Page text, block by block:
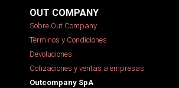
OUT COMPANY
Sobre Out Company
Términos y Condiciones
Devoluciones
Cotizaciones y ventas a empresas
Outcompany SpA